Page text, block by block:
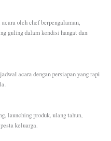
oleh chef berpengalaman,
guling dalam kondisi hangat dan
acara dengan persiapan yang rapi
launching produk, ulang tahun,
keluarga.